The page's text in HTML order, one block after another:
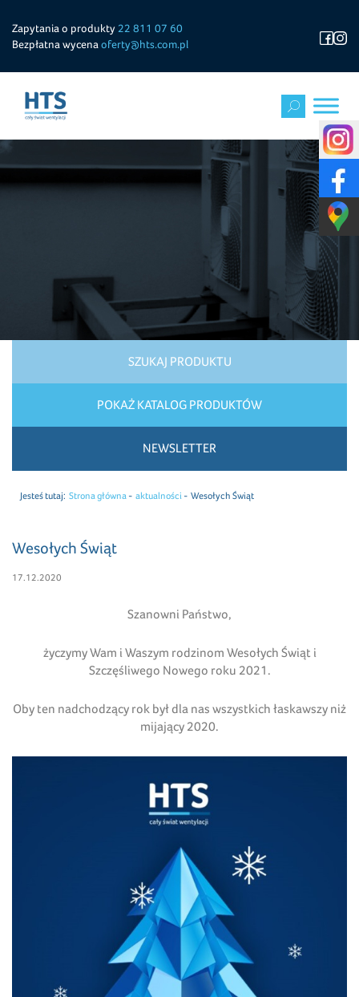
Zapytania o produkty 22 811 07 60
Bezpłatna wycena oferty@hts.com.pl
SZUKAJ PRODUKTU
POKAŻ KATALOG PRODUKTÓW
NEWSLETTER
Jesteś tutaj: Strona główna aktualności Wesołych Świąt
Wesołych Świąt
17.12.2020
Szanowni Państwo,
życzymy Wam i Waszym rodzinom Wesołych Świąt i
Szczęśliwego Nowego roku 2021.
Oby ten nadchodzący rok był dla nas wszystkich łaskawszy niż
mijający 2020.